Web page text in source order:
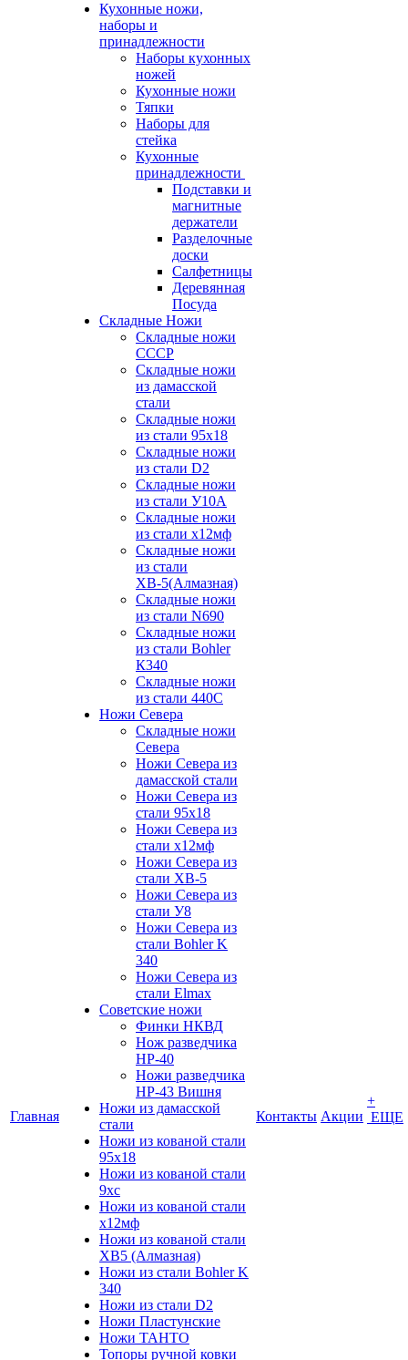
Главная
Кухонные ножи,
наборы и
принадлежности
Наборы кухонных
ножей
Кухонные ножи
Тяпки
Наборы для
стейка
Кухонные
принадлежности
Подставки и
магнитные
держатели
Разделочные
доски
Салфетницы
Деревянная
Посуда
Складные Ножи
Cкладные ножи
СССР
Складные ножи
из дамасской
стали
Складные ножи
из стали 95х18
Складные ножи
из стали D2
Складные ножи
из стали У10А
Складные ножи
из стали х12мф
Складные ножи
из стали
ХВ-5(Алмазная)
Складные ножи
из стали N690
Складные ножи
из стали Bohler
К340
Складные ножи
из стали 440С
Ножи Севера
Складные ножи
Севера
Ножи Севера из
дамасской стали
Ножи Севера из
стали 95х18
Ножи Севера из
стали х12мф
Ножи Севера из
стали ХВ-5
Ножи Севера из
стали У8
Ножи Севера из
стали Bohler K
340
Ножи Севера из
стали Elmax
Советские ножи
Финки НКВД
Нож разведчика
НР-40
Ножи разведчика
НР-43 Вишня
Ножи из дамасской
стали
Ножи из кованой стали
95х18
Ножи из кованой стали
9хс
Ножи из кованой стали
х12мф
Ножи из кованой стали
ХВ5 (Алмазная)
Ножи из стали Bohler K
340
Ножи из стали D2
Ножи Пластунские
Ножи ТАНТО
Топоры ручной ковки
Контакты Акции
+
ЕЩЕ